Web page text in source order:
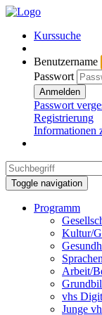
Kurssuche
Benutzername
Passwort
Anmelden
Passwort
Registrierung
Informationen
Toggle navigation
Programm
Kultur/
Sprachen
Arbeit/
vhs
Junge